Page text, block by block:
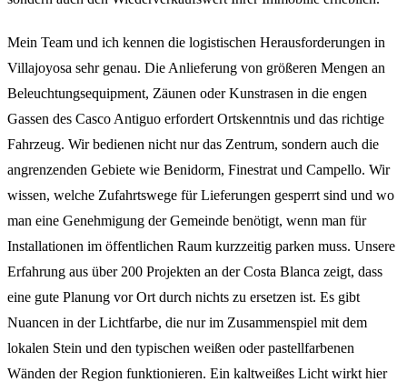
Mein Team und ich kennen die logistischen Herausforderungen in
Villajoyosa sehr genau. Die Anlieferung von größeren Mengen an
Beleuchtungsequipment, Zäunen oder Kunstrasen in die engen
Gassen des Casco Antiguo erfordert Ortskenntnis und das richtige
Fahrzeug. Wir bedienen nicht nur das Zentrum, sondern auch die
angrenzenden Gebiete wie Benidorm, Finestrat und Campello. Wir
wissen, welche Zufahrtswege für Lieferungen gesperrt sind und wo
man eine Genehmigung der Gemeinde benötigt, wenn man für
Installationen im öffentlichen Raum kurzzeitig parken muss. Unsere
Erfahrung aus über 200 Projekten an der Costa Blanca zeigt, dass
eine gute Planung vor Ort durch nichts zu ersetzen ist. Es gibt
Nuancen in der Lichtfarbe, die nur im Zusammenspiel mit dem
lokalen Stein und den typischen weißen oder pastellfarbenen
Wänden der Region funktionieren. Ein kaltweißes Licht wirkt hier